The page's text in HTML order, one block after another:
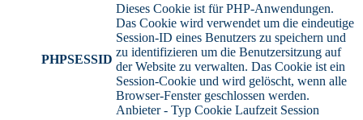
PHPSESSID
Dieses Cookie ist für PHP-Anwendungen.
Das Cookie wird verwendet um die eindeutige
Session-ID eines Benutzers zu speichern und
zu identifizieren um die Benutzersitzung auf
der Website zu verwalten. Das Cookie ist ein
Session-Cookie und wird gelöscht, wenn alle
Browser-Fenster geschlossen werden.
Anbieter - Typ Cookie Laufzeit Session